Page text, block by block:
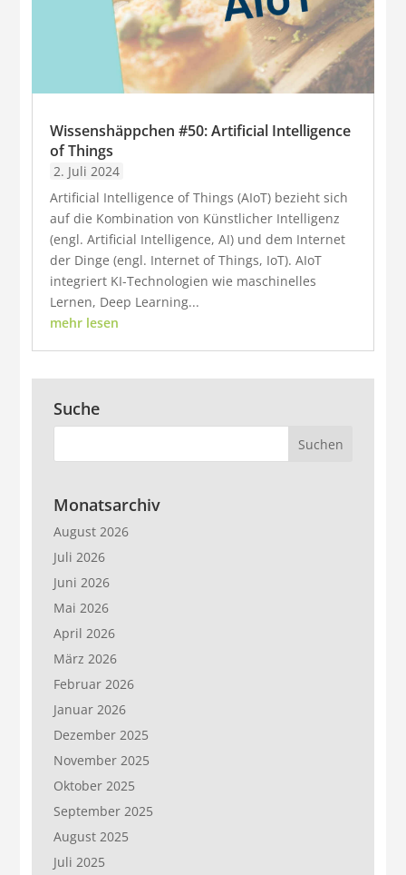
Wissenshäppchen #50: Artificial Intelligence
of Things
2. Juli 2024
Artificial Intelligence of Things (AIoT) bezieht sich
auf die Kombination von Künstlicher Intelligenz
(engl. Artificial Intelligence, AI) und dem Internet
der Dinge (engl. Internet of Things, IoT). AIoT
integriert KI-Technologien wie maschinelles
Lernen, Deep Learning...
mehr lesen
Suche
Monatsarchiv
August 2026
Juli 2026
Juni 2026
Mai 2026
April 2026
März 2026
Februar 2026
Januar 2026
Dezember 2025
November 2025
Oktober 2025
September 2025
August 2025
Juli 2025